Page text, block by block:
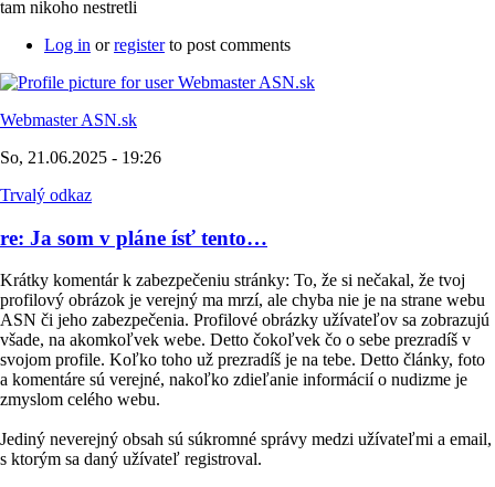
tam nikoho nestretli
Log in orregisterto post comments
Webmaster ASN.sk
So, 21.06.2025 - 19:26
Trvalý odkaz
re: Ja som v pláne ísť tento…
Krátky komentár k zabezpečeniu stránky: To, že si nečakal, že tvoj
profilový obrázok je verejný ma mrzí, ale chyba nie je na strane webu
ASN či jeho zabezpečenia. Profilové obrázky užívateľov sa zobrazujú
všade, na akomkoľvek webe. Detto čokoľvek čo o sebe prezradíš v
svojom profile. Koľko toho už prezradíš je na tebe. Detto články, foto
a komentáre sú verejné, nakoľko zdieľanie informácií o nudizme je
zmyslom celého webu.
Jediný neverejný obsah sú súkromné správy medzi užívateľmi a email,
s ktorým sa daný užívateľ registroval.